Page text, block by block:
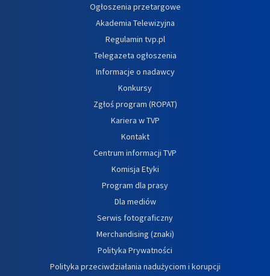
Ogłoszenia przetargowe
Akademia Telewizyjna
Regulamin tvp.pl
Telegazeta ogłoszenia
Informacje o nadawcy
Konkursy
Zgłoś program (ROPAT)
Kariera w TVP
Kontakt
Centrum informacji TVP
Komisja Etyki
Program dla prasy
Dla mediów
Serwis fotograficzny
Merchandising (znaki)
Polityka Prywatności
Polityka przeciwdziałania nadużyciom i korupcji